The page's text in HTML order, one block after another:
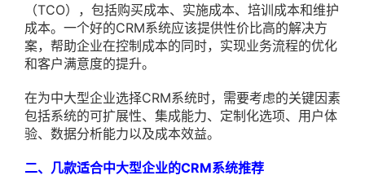
（TCO），包括购买成本、实施成本、培训成本和维护
成本。一个好的CRM系统应该提供性价比高的解决方
案，帮助企业在控制成本的同时，实现业务流程的优化
和客户满意度的提升。
在为中大型企业选择CRM系统时，需要考虑的关键因素
包括系统的可扩展性、集成能力、定制化选项、用户体
验、数据分析能力以及成本效益。
二、几款适合中大型企业的CRM系统推荐